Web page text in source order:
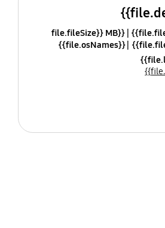
{{file.fileSize}} MB
{{file.osNames}}